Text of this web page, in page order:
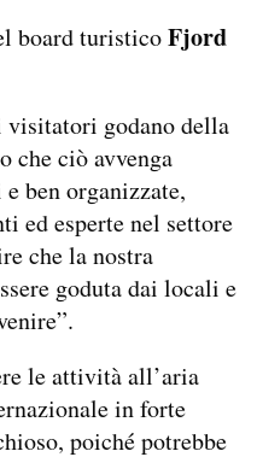
board turisticoFjord
visitatori godano della
che ciò avvenga
ben organizzate,
ed esperte nel settore
che la nostra
goduta dai locali e
le attività all’aria
in forte
poiché potrebbe